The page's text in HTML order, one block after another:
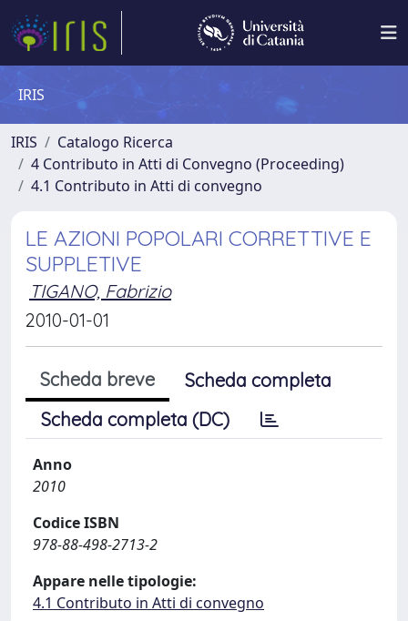
IRIS
IRIS
Catalogo Ricerca
4 Contributo in Atti di Convegno (Proceeding)
4.1 Contributo in Atti di convegno
LE AZIONI POPOLARI CORRETTIVE E
SUPPLETIVE
TIGANO, Fabrizio
2010-01-01
Scheda breve
Scheda completa
Scheda completa (DC)
Anno
2010
Codice ISBN
978-88-498-2713-2
Appare nelle tipologie:
4.1 Contributo in Atti di convegno